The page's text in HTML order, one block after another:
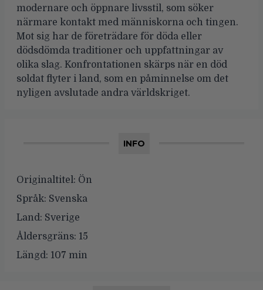
modernare och öppnare livsstil, som söker
närmare kontakt med människorna och tingen.
Mot sig har de företrädare för döda eller
dödsdömda traditioner och uppfattningar av
olika slag. Konfrontationen skärps när en död
soldat flyter i land, som en påminnelse om det
nyligen avslutade andra världskriget.
INFO
Originaltitel: Ön
Språk: Svenska
Land: Sverige
Åldersgräns: 15
Längd: 107 min